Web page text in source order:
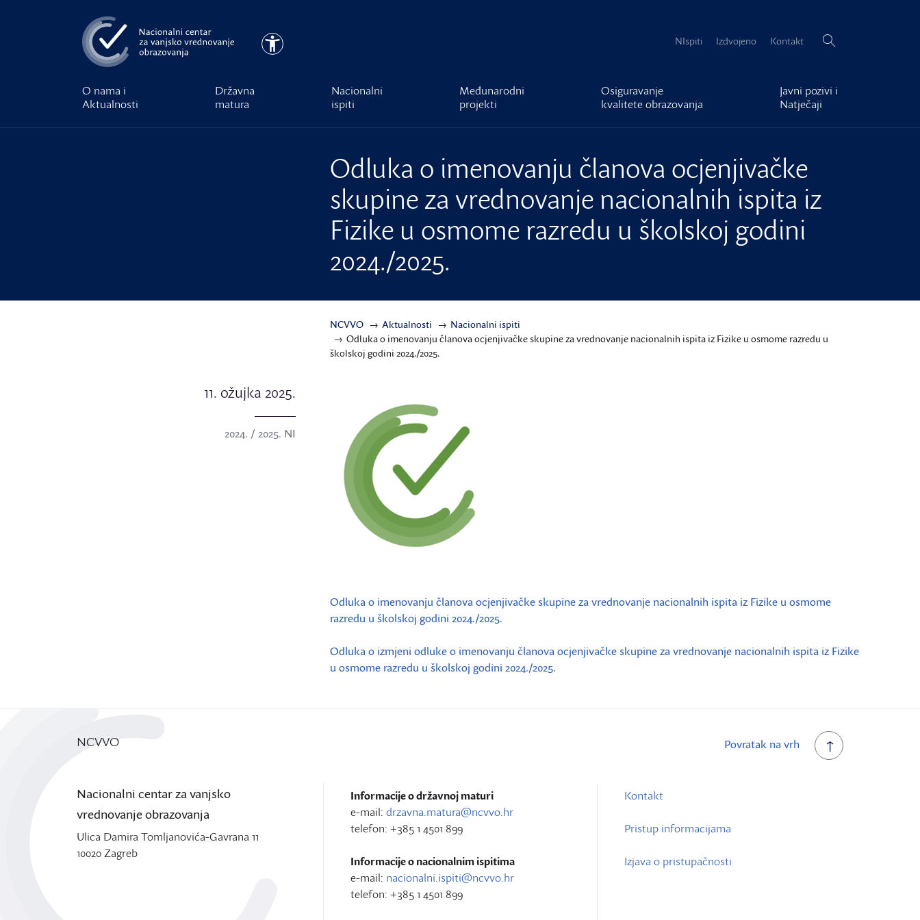
Pristupačnost NIspiti Izdvojeno Kontakt Pretraži:
O nama i
Aktualnosti
Državna
matura
Nacionalni
ispiti
Međunarodni
projekti
Osiguravanje
kvalitete obrazovanja
Javni pozivi i
Natječaji
Odluka o imenovanju članova ocjenjivačke
skupine za vrednovanje nacionalnih ispita iz
Fizike u osmome razredu u školskoj godini
2024./2025.
NCVVO Aktualnosti
Nacionalni ispiti
Odluka o imenovanju članova ocjenjivačke skupine za vrednovanje nacionalnih ispita iz Fizike u osmome razredu u
školskoj godini 2024./2025.
11. ožujka 2025.
2024. / 2025. NI
Odluka o imenovanju članova ocjenjivačke skupine za vrednovanje nacionalnih ispita iz Fizike u osmome
razredu u školskoj godini 2024./2025.
Odluka o izmjeni odluke o imenovanju članova ocjenjivačke skupine za vrednovanje nacionalnih ispita iz Fizike
u osmome razredu u školskoj godini 2024./2025.
Povratak na vrh
NCVVO
Nacionalni centar za vanjsko
vrednovanje obrazovanja
Ulica Damira Tomljanovića-Gavrana 11
10020 Zagreb
Informacije o državnoj maturi
e-mail: drzavna.matura@ncvvo.hr
telefon: +385 1 4501 899
Informacije o nacionalnim ispitima
e-mail: nacionalni.ispiti@ncvvo.hr
telefon: +385 1 4501 899
Kontakt
Pristup informacijama
Izjava o pristupačnosti